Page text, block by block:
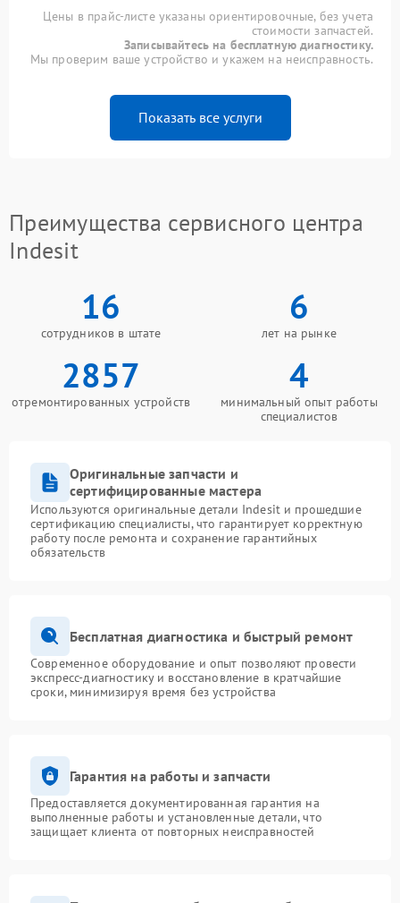
Цены в прайс-листе указаны ориентировочные, без учета
стоимости запчастей.
Записывайтесь на бесплатную диагностику.
Мы проверим ваше устройство и укажем на неисправность.
Показать все услуги
Преимущества сервисного центра
Indesit
16
сотрудников в штате
6
лет на рынке
2857
отремонтированных устройств
4
минимальный опыт работы
специалистов
Оригинальные запчасти и
сертифицированные мастера
Используются оригинальные детали Indesit и прошедшие
сертификацию специалисты, что гарантирует корректную
работу после ремонта и сохранение гарантийных
обязательств
Бесплатная диагностика и быстрый ремонт
Современное оборудование и опыт позволяют провести
экспресс-диагностику и восстановление в кратчайшие
сроки, минимизируя время без устройства
Гарантия на работы и запчасти
Предоставляется документированная гарантия на
выполненные работы и установленные детали, что
защищает клиента от повторных неисправностей